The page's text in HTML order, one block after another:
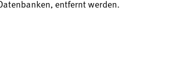
entfernt werden.